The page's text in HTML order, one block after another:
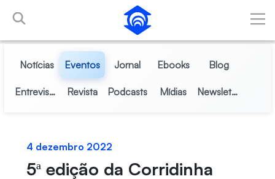
Pular para o Conteúdo principal
Notícias Eventos Jornal Ebooks Blog
Entrevistas Revista Podcasts Mídias Newsletter
4 dezembro 2022
5ª edição da Corridinha